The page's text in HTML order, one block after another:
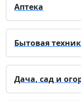
Аптека
Бытовая
Дача, сад и